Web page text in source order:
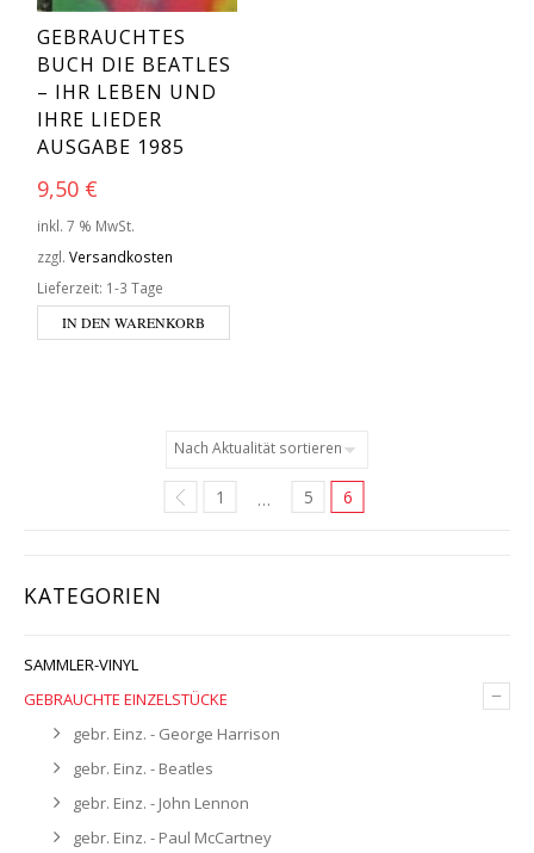
KATEGORIEN
SAMMLER-VINYL
–
GEBRAUCHTE EINZELSTÜCKE
gebr. Einz. - George Harrison
gebr. Einz. - Beatles
gebr. Einz. - John Lennon
gebr. Einz. - Paul McCartney
GEBRAUCHTES
BUCH DIE BEATLES
– IHR LEBEN UND
IHRE LIEDER
AUSGABE 1985
9,50 €
inkl. 7 % MwSt.
zzgl. Versandkosten
Lieferzeit: 1-3 Tage
IN DEN WARENKORB
1 … 5 6